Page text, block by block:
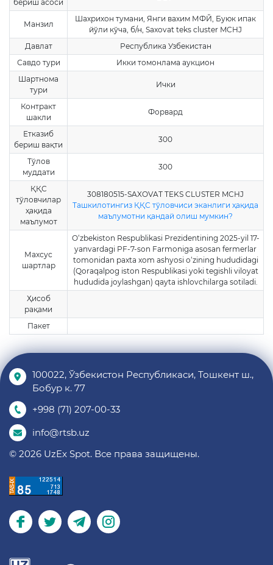
бериш асоси
Манзил
Шахрихон тумани, Янги вахим МФЙ, Буюк ипак
йўли кўча, б/н, Saxovat teks cluster MCHJ
Давлат
Республика Узбекистан
Савдо тури
Икки томонлама аукцион
Шартнома
тури
Ички
Контракт
шакли
Форвард
Етказиб
бериш вақти
300
Тўлов
муддати
300
ҚҚС
тўловчилар
ҳақида
маълумот
308180515-SAXOVAT TEKS CLUSTER MCHJ
Ташкилотингиз ҚҚС тўловчиси эканлиги ҳақида
маълумотни қандай олиш мумкин?
Махсус
шартлар
O‘zbekiston Respublikasi Prezidentining 2025-yil 17-
yanvardagi PF-7-son Farmoniga asosan fermerlar
tomonidan paxta xom ashyosi o‘zining hududidagi
(Qoraqalpog iston Respublikasi yoki tegishli viloyat
hududida joylashgan) qayta ishlovchilarga sotiladi.
Ҳисоб
рақами
Пакет
100022, Ўзбекистон Республикаси, Тошкент ш.,
Бобур к. 77
+998 (71) 207-00-33
info@rtsb.uz
© 2026 UzEx Spot. Все права защищены.